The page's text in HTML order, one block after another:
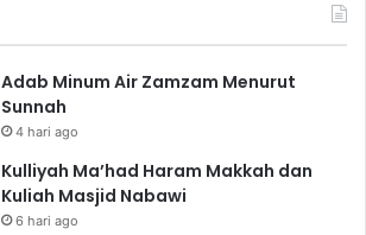
Adab Minum Air Zamzam Menurut
Sunnah
4 hari ago
Kulliyah Ma’had Haram Makkah dan
Kuliah Masjid Nabawi
6 hari ago